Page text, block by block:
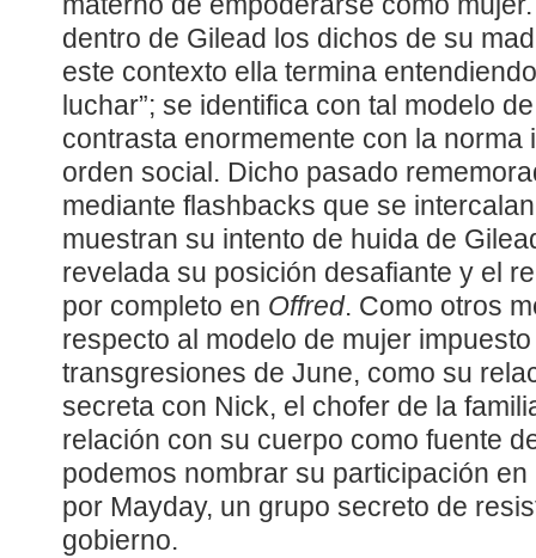
dentro de Gilead los dichos de su
este contexto ella termina
luchar”; se identifica con tal modelo
contrasta enormemente con la norma
orden social. Dicho pasado
mediante flashbacks que se
muestran su intento de huida de
revelada su posición desafiante y el
por completo en Offred. Como otros
respecto al modelo de mujer
transgresiones de June, como su
secreta con Nick, el chofer de la
relación con su cuerpo como fuente
podemos nombrar su participación
por Mayday, un grupo secreto de
gobierno.